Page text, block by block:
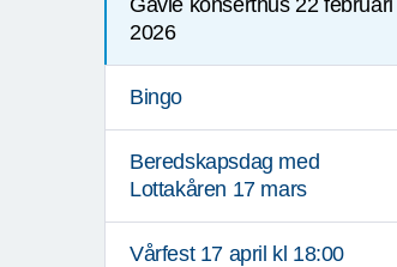
Gävle konserthus 22 februari
2026
Bingo
Beredskapsdag med
Lottakåren 17 mars
Vårfest 17 april kl 18:00